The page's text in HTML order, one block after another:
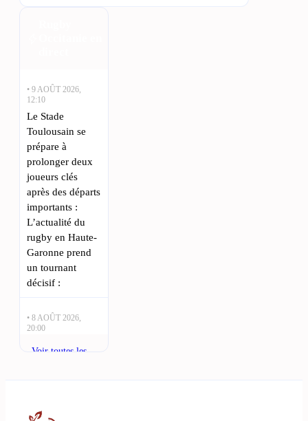
• 9 AOÛT 2026,
12:10
Le Stade
Toulousain se
prépare à
prolonger deux
joueurs clés
après des départs
importants :
L’actualité du
rugby en Haute-
Garonne prend
un tournant
décisif :
• 8 AOÛT 2026,
20:00
Voir toutes les